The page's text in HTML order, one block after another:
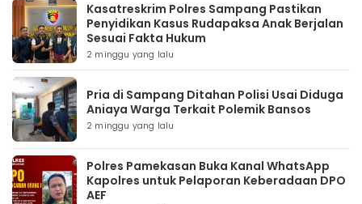
Kasatreskrim Polres Sampang Pastikan
Penyidikan Kasus Rudapaksa Anak Berjalan
Sesuai Fakta Hukum
2 minggu yang lalu
Pria di Sampang Ditahan Polisi Usai Diduga
Aniaya Warga Terkait Polemik Bansos
2 minggu yang lalu
Polres Pamekasan Buka Kanal WhatsApp
Kapolres untuk Pelaporan Keberadaan DPO
AEF